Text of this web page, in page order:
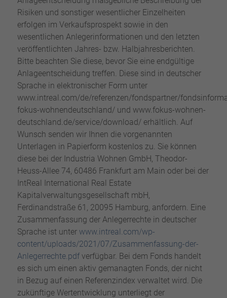
Risiken und sonstiger wesentlicher Einzelheiten
erfolgen im Verkaufsprospekt sowie in den
wesentlichen Anlegerinformationen und den letzten
veröffentlichten Jahres- bzw. Halbjahresberichten.
Bitte beachten Sie diese, bevor Sie eine endgültige
Anlageentscheidung treffen. Diese sind in deutscher
Sprache in elektronischer Form unter
www.intreal.com/de/referenzen/fondspartner/
fokus-wohnendeutschland/ und www.fokus-wohnen-
deutschland.de/service/download/ erhältlich. Auf
Wunsch senden wir Ihnen die vorgenannten
Unterlagen in Papierform kostenlos zu. Sie können
diese bei der Industria Wohnen GmbH, Theodor-
Heuss-Allee 74, 60486 Frankfurt am Main oder bei der
IntReal International Real Estate
Kapitalverwaltungsgesellschaft mbH,
Ferdinandstraße 61, 20095 Hamburg, anfordern. Eine
Zusammenfassung der Anlegerrechte in deutscher
Sprache ist unter www.intreal.com/wp-
content/uploads/2021/07/Zusammenfassung-der-
Anlegerrechte.pdfverfügbar. Bei dem Fonds handelt
es sich um einen aktiv gemanagten Fonds, der nicht
in Bezug auf einen Referenzindex verwaltet wird. Die
zukünftige Wertentwicklung unterliegt der